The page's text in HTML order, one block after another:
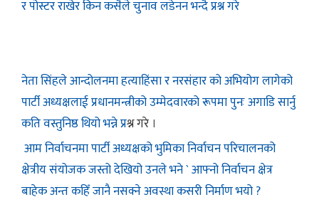
र पोस्टर राखेर किन कसैले चुनाव लडेनन भन्दै प्रश्न गरे
नेता सिंहले आन्दोलनमा हत्याहिंसा र नरसंहार को अभियोग लागेको
पार्टी अध्यक्षलाई प्रधानमन्त्रीको उम्मेदवारको रूपमा पुनः अगाडि सार्नु
कति वस्तुनिष्ठ थियो भन्ने प्रश्न गरे ।
आम निर्वाचनमा पार्टी अध्यक्षको भुमिका निर्वाचन परिचालनको
क्षेत्रीय संयोजक जस्तो देखियो उनले भने ` आफ्नो निर्वाचन क्षेत्र
बाहेक अन्त कहिँ जानै नसक्ने अवस्था कसरी निर्माण भयो ?